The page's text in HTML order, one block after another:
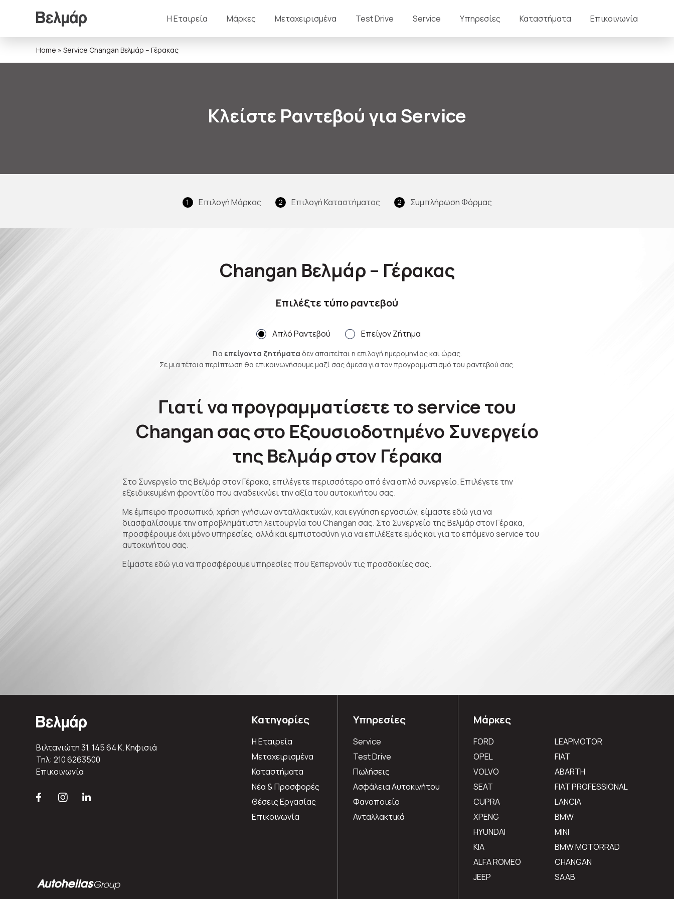
Η Εταιρεία Μάρκες Μεταχειρισμένα Test Drive Service Υπηρεσίες Καταστήματα Επικοινωνία
Home » Service Changan Βελμάρ – Γέρακας
Κλείστε Ραντεβού για Service
1 Επιλογή Μάρκας 2 Επιλογή Καταστήματος 2 Συμπλήρωση Φόρμας
Changan Βελμάρ – Γέρακας
Επιλέξτε τύπο ραντεβού
Απλό Ραντεβού Επείγον Ζήτημα
Για επείγοντα ζητήματα δεν απαιτείται η επιλογή ημερομηνίας και ώρας.
Σε μια τέτοια περίπτωση θα επικοινωνήσουμε μαζί σας άμεσα για τον προγραμματισμό του ραντεβού σας.
Γιατί να προγραμματίσετε το service του
Changan σας στο Εξουσιοδοτημένο Συνεργείο
της Βελμάρ στον Γέρακα
Στο Συνεργείο της Βελμάρ στον Γέρακα, επιλέγετε περισσότερο από ένα απλό συνεργείο. Επιλέγετε την
εξειδικευμένη φροντίδα που αναδεικνύει την αξία του αυτοκινήτου σας.
Με έμπειρο προσωπικό, χρήση γνήσιων ανταλλακτικών, και εγγύηση εργασιών, είμαστε εδώ για να
διασφαλίσουμε την απροβλημάτιστη λειτουργία του Changan σας. Στο Συνεργείο της Βελμάρ στον Γέρακα,
προσφέρουμε όχι μόνο υπηρεσίες, αλλά και εμπιστοσύνη για να επιλέξετε εμάς και για το επόμενο service του
αυτοκινήτου σας.
Είμαστε εδώ για να προσφέρουμε υπηρεσίες που ξεπερνούν τις προσδοκίες σας.
Βιλτανιώτη 31, 145 64 K. Κηφισιά
Τηλ: 210 6263500
Επικοινωνία
Κατηγορίες
Η Εταιρεία
Μεταχειρισμένα
Καταστήματα
Νέα & Προσφορές
Θέσεις Εργασίας
Επικοινωνία
Υπηρεσίες
Service
Test Drive
Πωλήσεις
Ασφάλεια Αυτοκινήτου
Φανοποιείο
Ανταλλακτικά
Μάρκες
FORD
OPEL
VOLVO
SEAT
CUPRA
XPENG
HYUNDAI
KIA
ALFA ROMEO
JEEP
LEAPMOTOR
FIAT
ABARTH
FIAT PROFESSIONAL
LANCIA
BMW
MINI
BMW MOTORRAD
CHANGAN
SAAB